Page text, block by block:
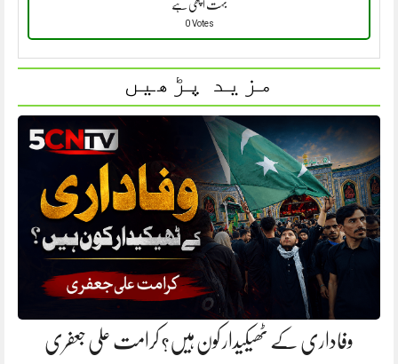
بہت اچھی ہے
0 Votes
مزید پڑھیں
وفاداری کے ٹھیکیدار کون ہیں؟ کرامت علی جعفری